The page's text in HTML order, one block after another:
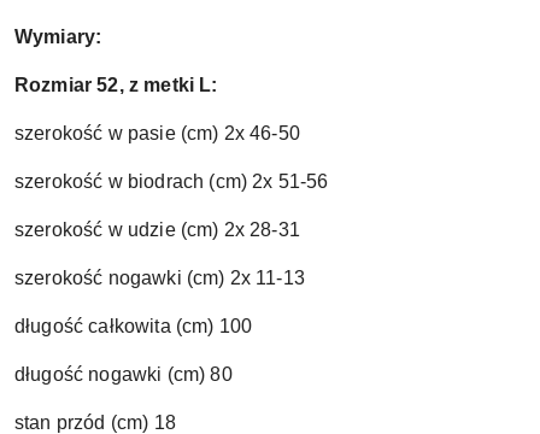
Wymiary:
Rozmiar 52, z metki L:
szerokość w pasie (cm) 2x 46-50
szerokość w biodrach (cm) 2x 51-56
szerokość w udzie (cm) 2x 28-31
szerokość nogawki (cm) 2x 11-13
długość całkowita (cm) 100
długość nogawki (cm) 80
stan przód (cm) 18